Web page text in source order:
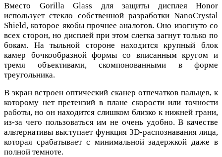
Вместо Gorilla Glass для защиты дисплея Honor
использует стекло собственной разработки NanoCrystal
Shield, которое якобы прочнее аналогов. Оно изогнуто со
всех сторон, но дисплей при этом слегка загнут только по
бокам. На тыльной стороне находится крупный блок
камер бочкообразной формы со вписанным кругом и
тремя объективами, скомпонованными в форме
треугольника.
В экран встроен оптический сканер отпечатков пальцев, к
которому нет претензий в плане скорости или точности
работы, но он находится слишком близко к нижней грани,
из-за чего пользоваться им не очень удобно. В качестве
альтернативы выступает функция 3D-распознавания лица,
которая срабатывает с минимальной задержкой даже в
полной темноте.